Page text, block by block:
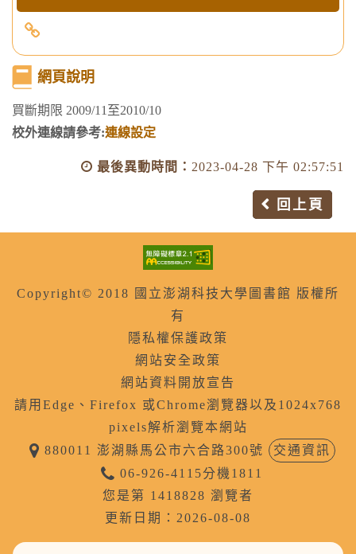
合
文
雜
誌
網頁說明
買斷期限 2009/11至2010/10
校外連線請參考:連線設定
最後異動時間： 2023-04-28 下午 02:57:51
回上頁
Copyright© 2018 國立澎湖科技大學圖書館 版權所
有
隱私權保護政策
網站安全政策
網站資料開放宣告
請用Edge、Firefox 或Chrome瀏覽器以及1024x768
pixels解析瀏覽本網站
880011 澎湖縣馬公市六合路300號
交通資訊
06-926-4115分機1811
您是第 1418828 瀏覽者
更新日期：2026-08-08